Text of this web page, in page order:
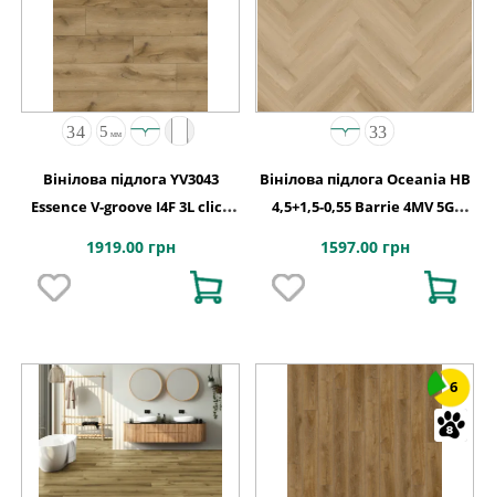
Вінілова підлога YV3043
Essence V-groove I4F 3L click
1919.00 грн
Вінілова підлога Oceania HB
4,5+1,5-0,55 Barrie 4MV 5Gi
1597.00 грн
6